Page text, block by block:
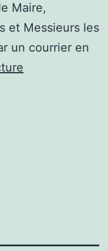
Maire,
et Messieurs les
un courrier en